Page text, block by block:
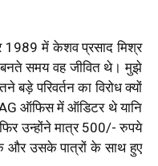
1989 में केशव प्रसाद मिश्र
समय वह जीवित थे। मुझे
बड़े परिवर्तन का विरोध क्यों
AG ऑफिस में ऑडिटर थे यानि
उन्होंने मात्र 500/- रुपये
उसके पात्रों के साथ हुए